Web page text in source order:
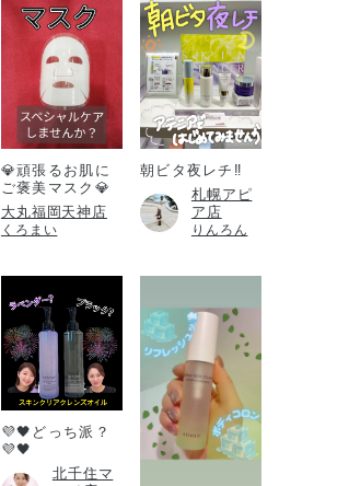
💎頑張るお肌に
ご褒美マスク💎
大丸福岡天神店
くろまい
朝ビタ夜レチ‼️
札幌アピ
ア店
りんろん
💜🖤どっち派？
💜🖤
北千住マ